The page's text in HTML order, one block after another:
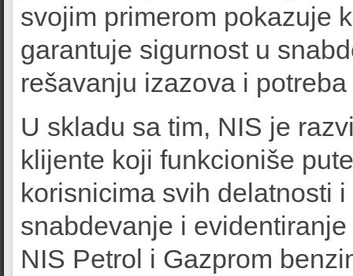
svojim primerom pokazuje
garantuje sigurnost u
rešavanju izazova i
U skladu sa tim, NIS je
klijente koji funkcioniše
korisnicima svih delatnosti
snabdevanje i
NIS Petrol i Gazprom